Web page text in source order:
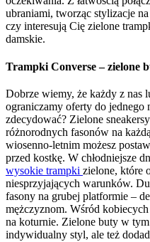
ubraniami, tworząc stylizacje
czy interesują Cię zielone
damskie.
Trampki Converse – zielone
Dobrze wiemy, że każdy z nas
ograniczamy oferty do jednego
zdecydować? Zielone
różnorodnych fasonów na
wiosenno-letnim możesz
przed kostkę. W chłodniejsze
wysokie trampki zielone, które
niesprzyjających warunków.
fasony na grubej platformie –
mężczyznom. Wśród
na koturnie. Zielone buty w
indywidualny styl, ale też